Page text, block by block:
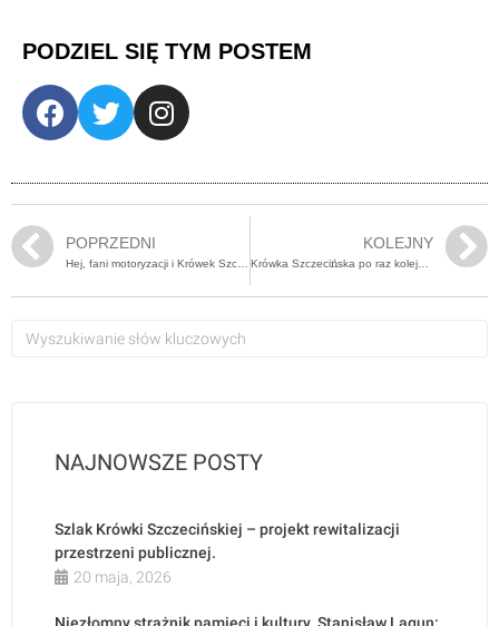
PODZIEL SIĘ TYM POSTEM
POPRZEDNI KOLEJNY
Krówka Szczecińska po raz kolejny wsparła CarFest.pl w ich cudownym wydarzeniu!
NAJNOWSZE POSTY
Szlak Krówki Szczecińskiej – projekt rewitalizacji
przestrzeni publicznej.
20 maja, 2026